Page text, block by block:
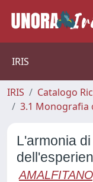
IRIS
IRIS Catalogo
3.1
L'armonia